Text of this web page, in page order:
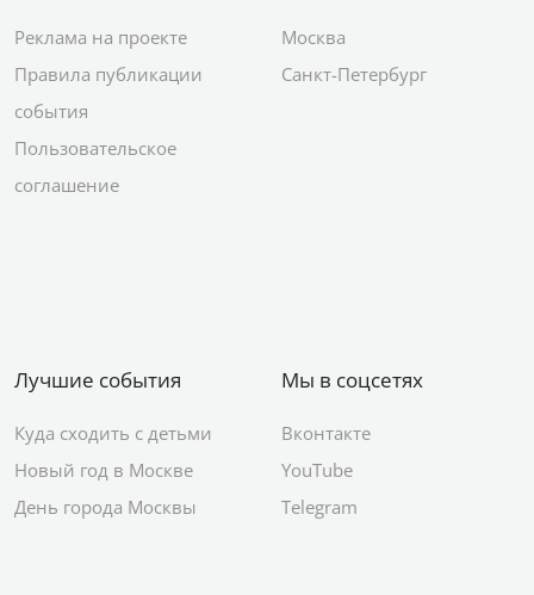
Реклама на проекте
Правила публикации
события
Пользовательское
соглашение
Москва
Санкт-Петербург
Лучшие события
Куда сходить с детьми
Новый год в Москве
День города Москвы
Мы в соцсетях
Вконтакте
YouTube
Telegram